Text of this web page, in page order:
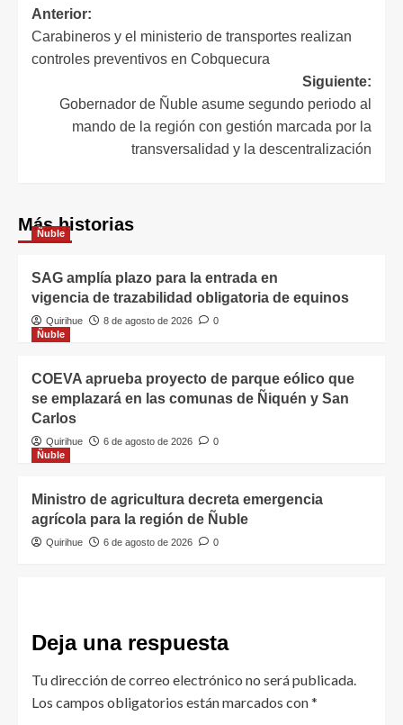
Anterior:
Carabineros y el ministerio de transportes realizan
controles preventivos en Cobquecura
Siguiente:
Gobernador de Ñuble asume segundo periodo al
mando de la región con gestión marcada por la
transversalidad y la descentralización
Más historias
Ñuble
SAG amplía plazo para la entrada en
vigencia de trazabilidad obligatoria de equinos
Quirihue 8 de agosto de 2026
0
Ñuble
COEVA aprueba proyecto de parque eólico que
se emplazará en las comunas de Ñiquén y San
Carlos
Quirihue 6 de agosto de 2026
0
Ñuble
Ministro de agricultura decreta emergencia
agrícola para la región de Ñuble
Quirihue 6 de agosto de 2026 0
Deja una respuesta
Tu dirección de correo electrónico no será publicada.
Los campos obligatorios están marcados con*